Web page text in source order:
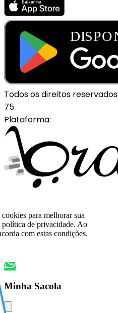
Todos os direitos reservados
75
Plataforma:
para melhorar sua
política de privacidade. Ao
com estas condições.
Minha Sacola